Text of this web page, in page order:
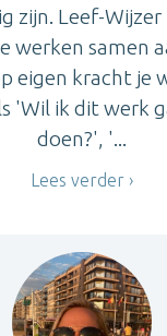
zijn. Leef-
werken samen
eigen kracht je
'Wil ik dit werk
doen?', '...
Lees verder